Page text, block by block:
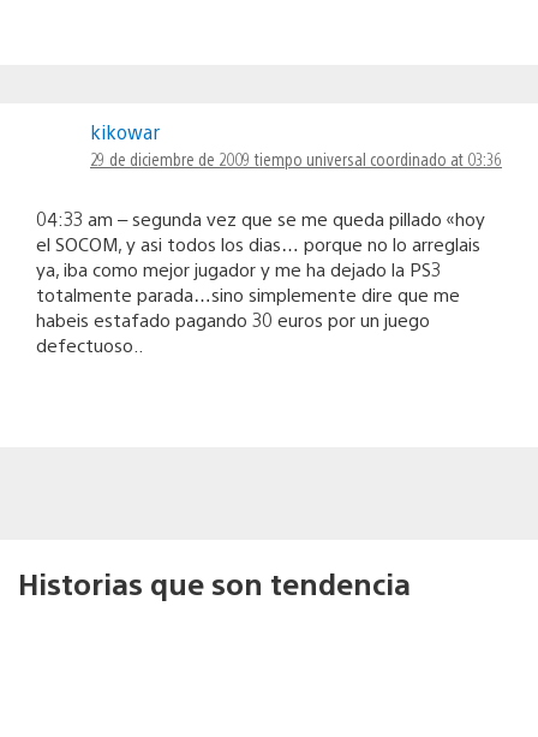
kikowar
29 de diciembre de 2009 tiempo universal coordinado at 03:36
04:33 am – segunda vez que se me queda pillado «hoy
el SOCOM, y asi todos los dias… porque no lo arreglais
ya, iba como mejor jugador y me ha dejado la PS3
totalmente parada…sino simplemente dire que me
habeis estafado pagando 30 euros por un juego
defectuoso..
Historias que son tendencia